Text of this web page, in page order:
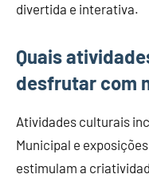
divertida e interativa.
Quais
desfrutar com
Atividades culturais
Municipal e
estimulam a